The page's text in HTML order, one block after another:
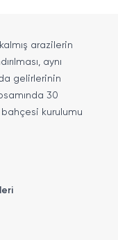
arazilerin
aynı
gelirlerinin
30
kurulumu